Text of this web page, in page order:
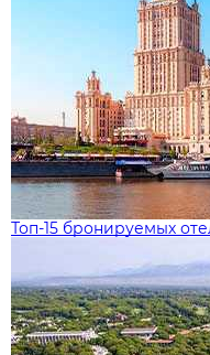
Топ-15 бронируемых